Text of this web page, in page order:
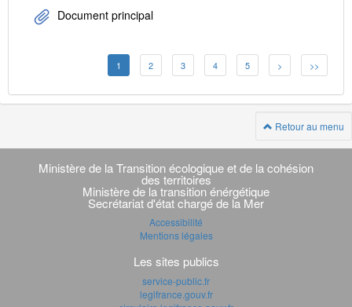
Document principal
1 2 3 4 5 > >>
Retour au menu
Navigation
transverse
Ministère de la Transition écologique et de la cohésion
des territoires
Ministère de la transition énérgétique
Secrétariat d'état chargé de la Mer
Accessibilité
Mentions légales
Les sites publics
service-public.fr
legifrance.gouv.fr